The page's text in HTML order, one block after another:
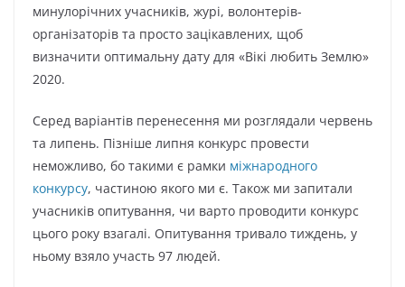
минулорічних учасників, журі, волонтерів-
організаторів та просто зацікавлених, щоб
визначити оптимальну дату для «Вікі любить Землю»
2020.
Серед варіантів перенесення ми розглядали червень
та липень. Пізніше липня конкурс провести
неможливо, бо такими є рамки міжнародного
конкурсу, частиною якого ми є. Також ми запитали
учасників опитування, чи варто проводити конкурс
цього року взагалі. Опитування тривало тиждень, у
ньому взяло участь 97 людей.